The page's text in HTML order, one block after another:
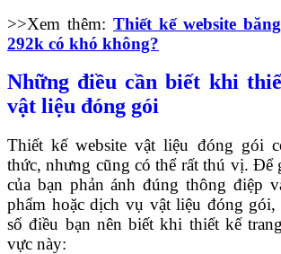
>>Xem thêm: Thiết kế website
292k có khó không?
Những điều cần biết khi
vật liệu đóng gói
Thiết kế website vật liệu đóng gói
thức, nhưng cũng có thể rất thú vị. Để
của bạn phản ánh đúng thông điệp
phẩm hoặc dịch vụ vật liệu đóng
số điều bạn nên biết khi thiết kế
vực này: